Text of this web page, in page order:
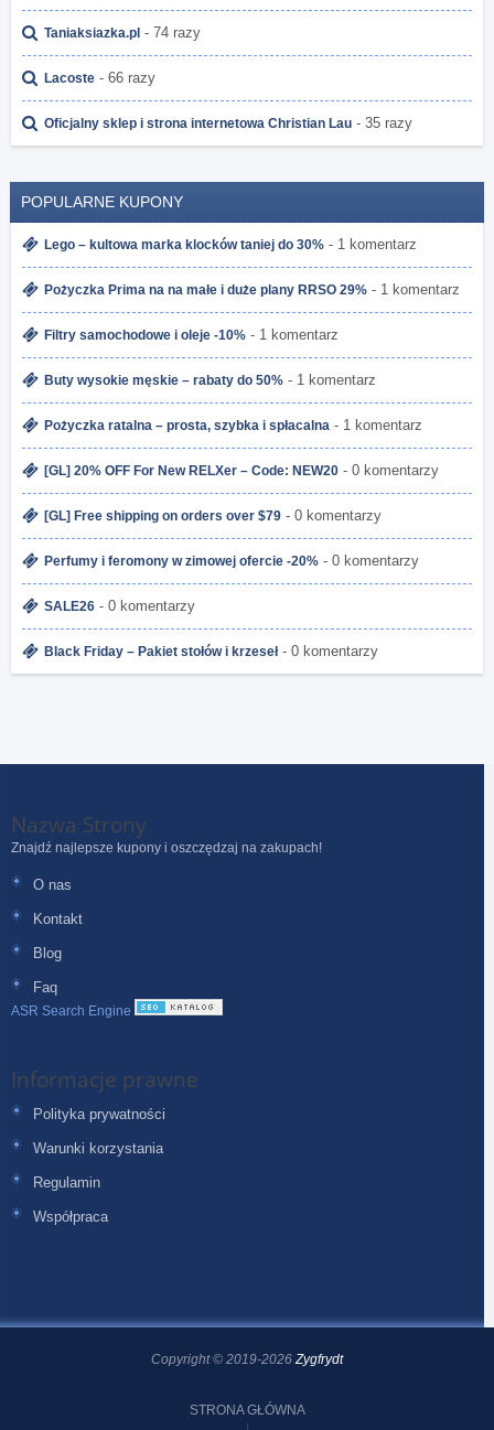
Taniaksiazka.pl - 74 razy
Lacoste - 66 razy
Oficjalny sklep i strona internetowa Christian Lau - 35 razy
POPULARNE KUPONY
Lego – kultowa marka klocków taniej do 30% - 1 komentarz
Pożyczka Prima na na małe i duże plany RRSO 29% - 1 komentarz
Filtry samochodowe i oleje -10% - 1 komentarz
Buty wysokie męskie – rabaty do 50% - 1 komentarz
Pożyczka ratalna – prosta, szybka i spłacalna - 1 komentarz
[GL] 20% OFF For New RELXer – Code: NEW20 - 0 komentarzy
[GL] Free shipping on orders over $79 - 0 komentarzy
Perfumy i feromony w zimowej ofercie -20% - 0 komentarzy
SALE26 - 0 komentarzy
Black Friday – Pakiet stołów i krzeseł- 0 komentarzy
Nazwa Strony
Znajdź najlepsze kupony i oszczędzaj na zakupach!
O nas
Kontakt
Blog
Faq
ASR Search Engine
Informacje prawne
Polityka prywatności
Warunki korzystania
Regulamin
Współpraca
Copyright © 2019-2026Zygfrydt
STRONA GŁÓWNA